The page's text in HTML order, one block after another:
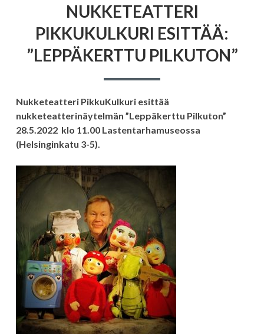
NUKKETEATTERI
PIKKUKULKURI ESITTÄÄ:
”LEPPÄKERTTU PILKUTON”
Nukketeatteri PikkuKulkuri esittää
nukketeatterinäytelmän ”Leppäkerttu Pilkuton”
28.5.2022 klo 11.00 Lastentarhamuseossa
(Helsinginkatu 3-5).